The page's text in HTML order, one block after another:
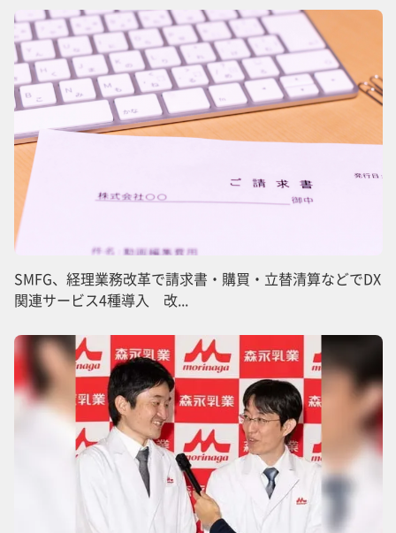
SMFG、経理業務改革で請求書・購買・立替清算などでDX
関連サービス4種導入 改...